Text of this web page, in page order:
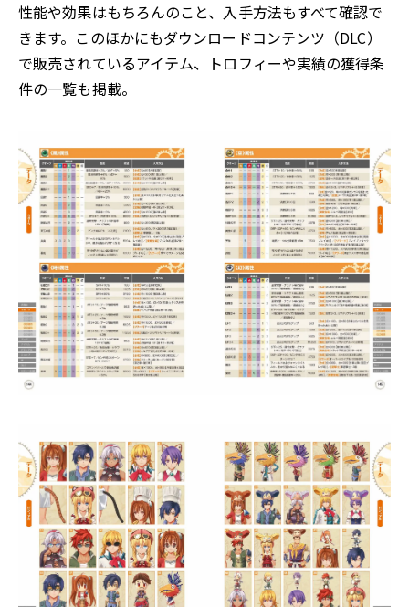
性能や効果はもちろんのこと、入手方法もすべて確認で
きます。このほかにもダウンロードコンテンツ（DLC）
で販売されているアイテム、トロフィーや実績の獲得条
件の一覧も掲載。